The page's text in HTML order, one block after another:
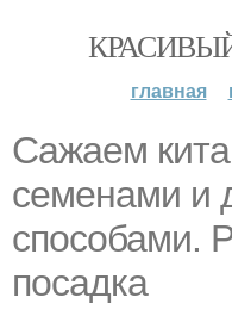
главная
Сажаем
семенами и
способами.
посадка